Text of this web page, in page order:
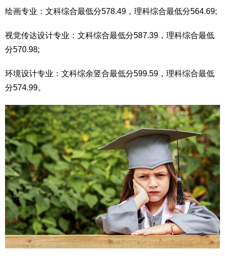
绘画专业：文科综合最低分578.49，理科综合最低分564.69;
视觉传达设计专业：文科综合最低分587.39，理科综合最低
分570.98;
环境设计专业：文科综余竖合最低分599.59，理科综合最低
分574.99。